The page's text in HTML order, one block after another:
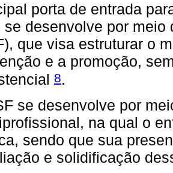
porta de entrada
se desenvolve por
que visa estruturar o
e a promoção,
8.
se desenvolve por
na qual o
sendo que sua
e solidificação